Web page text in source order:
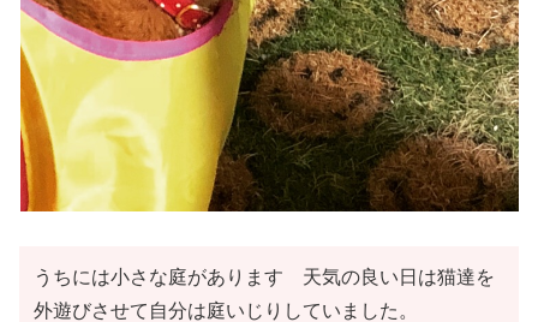
うちには小さな庭があります 天気の良い日は猫達を
外遊びさせて自分は庭いじりしていました。